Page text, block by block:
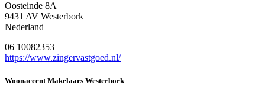
Oosteinde 8A
9431 AV Westerbork
Nederland
06 10082353
https://www.zingervastgoed.nl/
Woonaccent Makelaars Westerbork